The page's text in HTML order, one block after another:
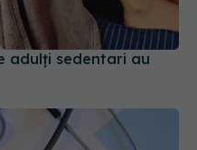
adulți sedentari au